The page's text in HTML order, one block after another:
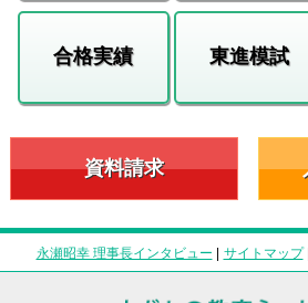
合格実績 東進模試
資料請求
永瀬昭幸 理事長インタビュー | サイトマップ|